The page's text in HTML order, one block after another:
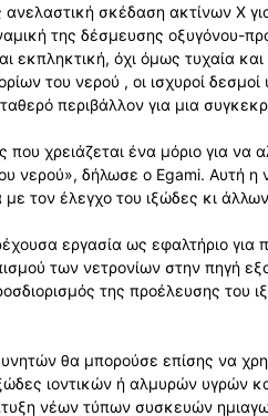
σκέδαση ακτίνων Χ
της δέσμευσης οξυγόνου-
εκπληκτική, όχι όμως τυχαία
του νερού , οι ισχυροί
περιβάλλον για μια
χρειάζεται ένα μόριο για να
νερού», δήλωσε ο Egami. Αυτή
με τον έλεγχο του ιξώδες κι
εργασία ως εφαλτήριο για
των νετρονίων στην πηγή
της προέλευσης του
θα μπορούσε επίσης να
ιοντικών ή αλμυρών υγρών
νέων τύπων συσκευών